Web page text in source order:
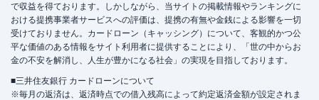
で収益を得ております。しかしながら、当サイトの掲載情報やランキングに
おける提携事業者サービスへの評価は、提携の有無や金銭による影響を一切
受けておりません。カードローン（キャッシング）について、客観的かつ公
平な価値のある情報をサイト利用者に提供することにより、「世の中からお
金の不安を解消し、人生が豊かになる社会」の実現を目指しております。
■三井住友銀行 カードローンについて
※毎月の返済は、返済時点での借入残高によって約定返済金額が設定されま